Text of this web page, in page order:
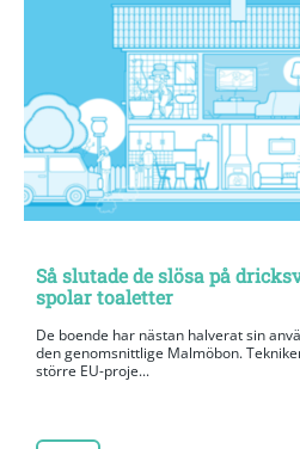
Så slutade de slösa på
spolar toaletter
De boende har nästan halverat sin
den genomsnittlige Malmöbon.
större EU-proje...